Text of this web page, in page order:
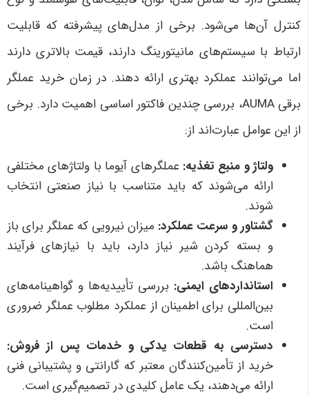
کنترل آن‌ها می‌شود. برخی از مدل‌های پیشرفته که قابلیت
ارتباط با سیستم‌های مانیتورینگ دارند، قیمت بالاتری دارند
اما می‌توانند عملکرد بهتری ارائه دهند. در زمان خرید عملگر
برقی AUMA، بررسی چندین فاکتور اساسی اهمیت دارد. برخی
از این عوامل عبارت‌اند از:
ولتاژ و منبع تغذیه: عملگرهای آیوما با ولتاژهای مختلفی
ارائه می‌شوند که باید متناسب با نیاز صنعتی انتخاب
شوند.
گشتاور و سرعت عملکرد: میزان نیرویی که عملگر برای باز
و بسته کردن شیر نیاز دارد، باید با نیازهای فرآیند
هماهنگ باشد.
استانداردهای ایمنی: بررسی تأییدیه‌ها و گواهینامه‌های
بین‌المللی برای اطمینان از عملکرد مطلوب عملگر ضروری
است.
دسترسی به قطعات یدکی و خدمات پس از فروش:
خرید از تأمین‌کنندگان معتبر که گارانتی و پشتیبانی فنی
ارائه می‌دهند، یک عامل کلیدی در تصمیم‌گیری است.